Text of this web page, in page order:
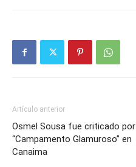
Artículo anterior
Osmel Sousa fue criticado por
“Campamento Glamuroso” en
Canaima